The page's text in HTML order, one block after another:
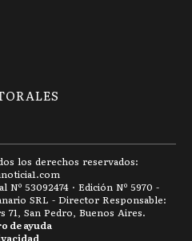
los derechos reservados:
53092474 · Edición Nº 5970 -
SRL - Director Responsable:
71, San Pedro, Buenos Aires.
de ayuda